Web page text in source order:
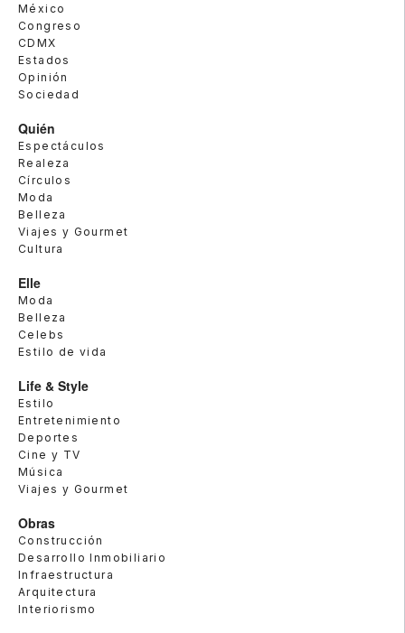
México
Congreso
CDMX
Estados
Opinión
Sociedad
Quién
Espectáculos
Realeza
Círculos
Moda
Belleza
Viajes y Gourmet
Cultura
Elle
Moda
Belleza
Celebs
Estilo de vida
Life & Style
Estilo
Entretenimiento
Deportes
Cine y TV
Música
Viajes y Gourmet
Obras
Construcción
Desarrollo Inmobiliario
Infraestructura
Arquitectura
Interiorismo